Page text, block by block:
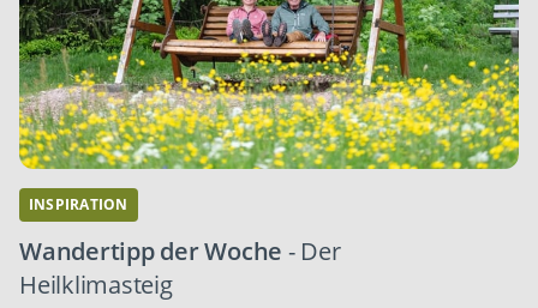
INSPIRATION
Wandertipp der Woche - Der
Heilklimasteig